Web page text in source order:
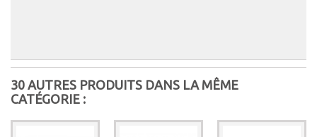
30 AUTRES PRODUITS DANS LA MÊME
CATÉGORIE :